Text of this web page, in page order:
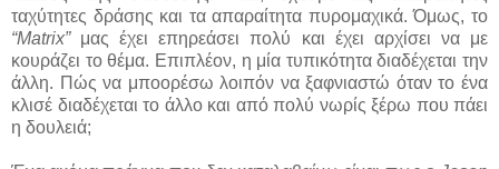
ταχύτητες δράσης και τα απαραίτητα πυρομαχικά. Όμως, το
“Matrix”μας έχει επηρεάσει πολύ και έχει αρχίσει να με
κουράζει το θέμα. Επιπλέον, η μία τυπικότητα διαδέχεται την
άλλη. Πώς να μποορέσω λοιπόν να ξαφνιαστώ όταν το ένα
κλισέ διαδέχεται το άλλο και από πολύ νωρίς ξέρω που πάει
η δουλειά;